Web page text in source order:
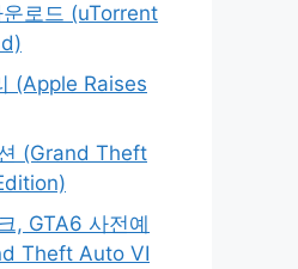
로드 (uTorrent
(Apple Raises
(Grand Theft
, GTA6 사전예
Theft Auto VI